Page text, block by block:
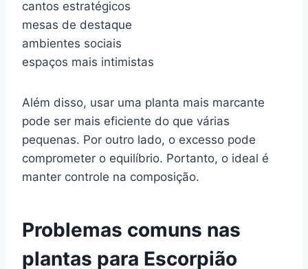
cantos estratégicos
mesas de destaque
ambientes sociais
espaços mais intimistas
Além disso, usar uma planta mais marcante
pode ser mais eficiente do que várias
pequenas. Por outro lado, o excesso pode
comprometer o equilíbrio. Portanto, o ideal é
manter controle na composição.
Problemas comuns nas
plantas para Escorpião